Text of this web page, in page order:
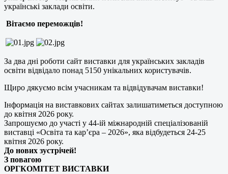
українські заклади освіти.
Вітаємо переможців!
За два дні роботи сайт виставки для українських закладів
освіти відвідало понад 5150 унікальних користувачів.
Щиро дякуємо всім учасникам та відвідувачам виставки!
Інформація на виставкових сайтах залишатиметься доступною
до квітня 2026 року.
Запрошуємо до участі у 44-ій міжнародній спеціалізованій
виставці «Освіта та кар’єра – 2026», яка відбудеться 24-25
квітня 2026 року.
До нових зустрічей!
З повагою
ОРГКОМІТЕТ ВИСТАВКИ